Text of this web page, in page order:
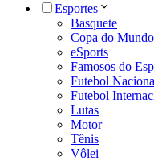
Esportes
Basquete
Copa do Mundo
eSports
Famosos do
Futebol
Futebol
Lutas
Motor
Tênis
Vôlei